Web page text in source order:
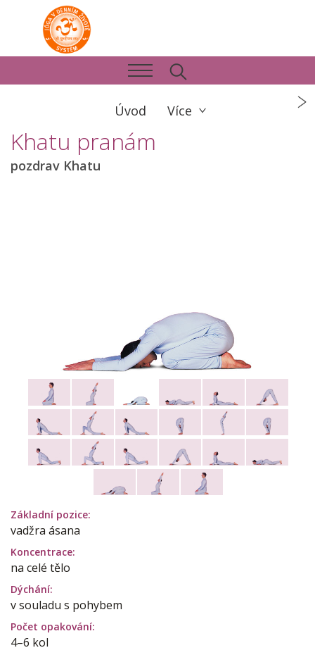
Úvod Více
Khatu pranám
pozdrav Khatu
Základní pozice:
vadžra ásana
Koncentrace:
na celé tělo
Dýchání:
v souladu s pohybem
Počet opakování:
4–6 kol